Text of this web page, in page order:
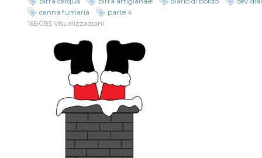
canna fumaria
parte 4
168085 Visualizzazioni